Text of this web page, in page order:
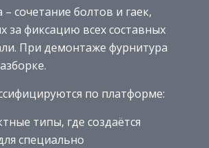
сочетание болтов и гаек,
за фиксацию всех составных
При демонтаже фурнитура
по платформе:
типы, где создаётся
специально